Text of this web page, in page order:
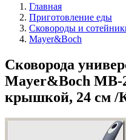
Главная
Приготовление еды
Сковороды и
Mayer&Boch
Сковорода
Mayer&Boch MB-
крышкой, 24 см /